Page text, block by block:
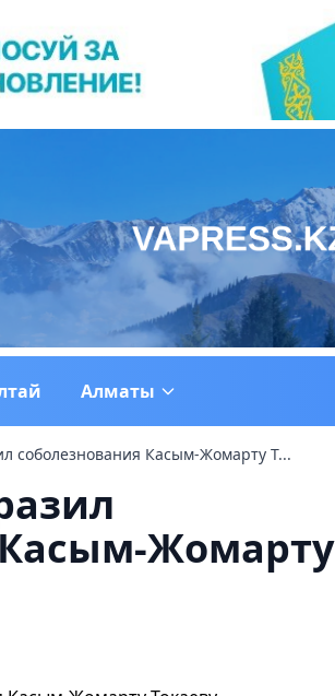
Алматы
соболезнования Касым-Жомарту Т...
Жомарту